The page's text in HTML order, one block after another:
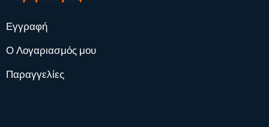
Εγγραφή
Ο Λογαριασμός μου
Παραγγελίες